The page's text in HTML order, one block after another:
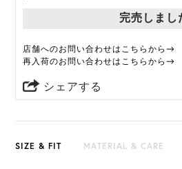
完売しまし
店舗へのお問い合わせはこちらから→
再入荷のお問い合わせはこちらから→
シェアする
SIZE & FIT MATERIAL & CARE